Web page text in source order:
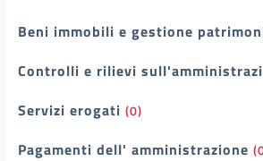
Beni immobili e gestione
Controlli e rilievi
Servizi erogati (0)
Pagamenti dell' amministrazione